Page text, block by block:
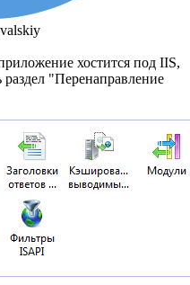
хостится под IIS,
"Перенаправление